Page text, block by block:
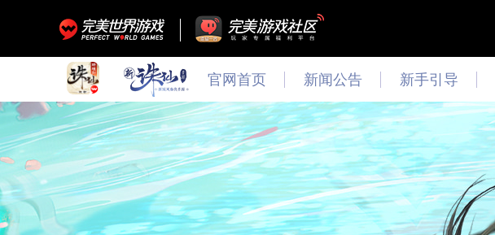
官网首页 新闻公告
最新
新闻
公告
活动
新手引导